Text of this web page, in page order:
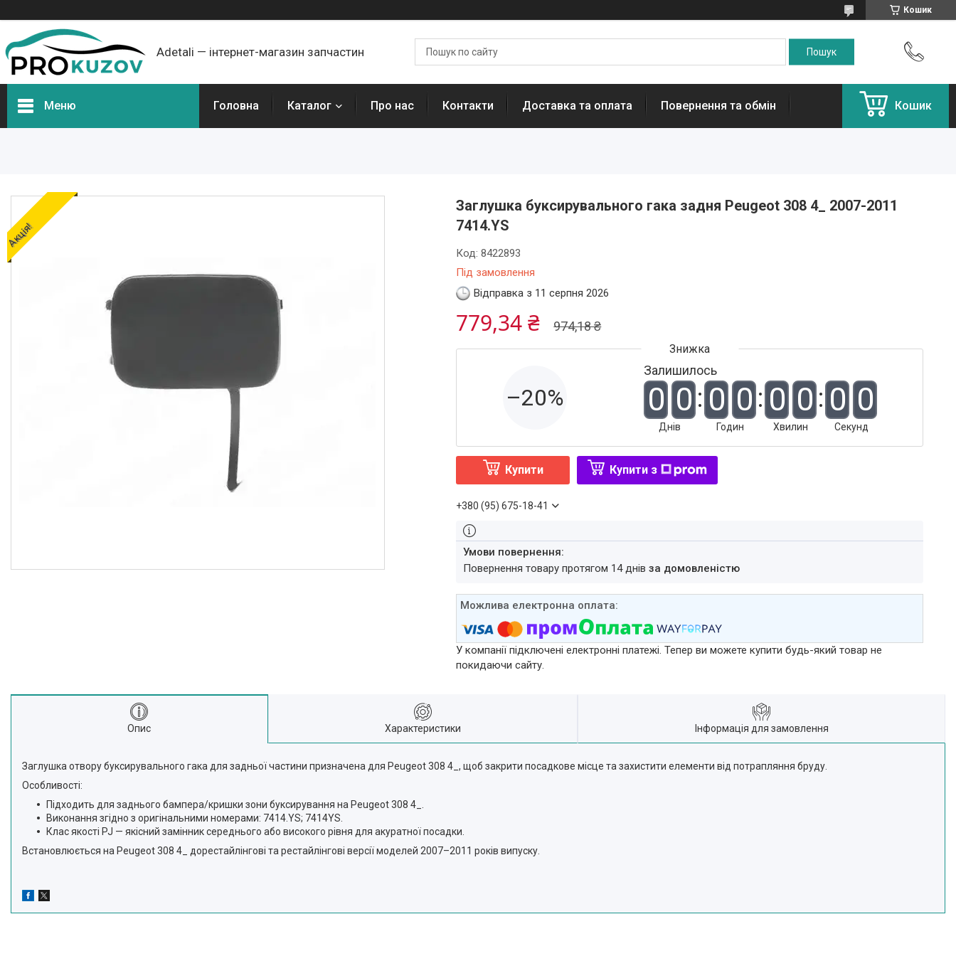
Кошик
Adetali — інтернет-магазин запчастин
Меню
Відгуки
Головна Каталог Про нас Контакти Доставка та оплата Повернення та обмін Кошик
Акція!
Заглушка буксирувального гака задня Peugeot 308 4_ 2007-2011
7414.YS
Під замовлення
Код:8422893
Відправка з 11 серпня 2026
974,18 ₴
779,34 ₴
–20%
Залишилось
0 0
Днів
0 0
Годин
0 0
Хвилин
0 0
Секунд
Купити Купити з
+380 (95) 675-18-41
повернення товару протягом 14 днівза домовленістю
У компанії підключені електронні платежі. Тепер ви можете купити будь-який товар не
покидаючи сайту.
Опис Характеристики Інформація для замовлення
Заглушка отвору буксирувального гака для задньої частини призначена для Peugeot 308 4_, щоб закрити посадкове місце та захистити елементи від потрапляння бруду.
Особливості:
Підходить для заднього бампера/кришки зони буксирування на Peugeot 308 4_.
Виконання згідно з оригінальними номерами: 7414.YS; 7414YS.
Клас якості PJ — якісний замінник середнього або високого рівня для акуратної посадки.
Встановлюється на Peugeot 308 4_ дорестайлінгові та рестайлінгові версії моделей 2007–2011 років випуску.